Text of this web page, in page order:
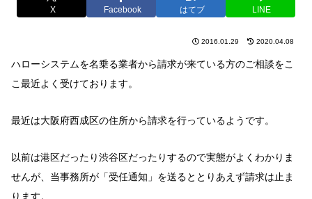
X Facebook はてブ LINE
2016.01.29 2020.04.08
ハローシステムを名乗る業者から請求が来ている方のご相談をこ
こ最近よく受けております。
最近は大阪府西成区の住所から請求を行っているようです。
以前は港区だったり渋谷区だったりするので実態がよくわかりま
せんが、当事務所が「受任通知」を送るととりあえず請求は止ま
ります。